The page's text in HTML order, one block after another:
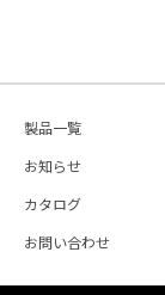
製品一覧
お知らせ
カタログ
お問い合わせ